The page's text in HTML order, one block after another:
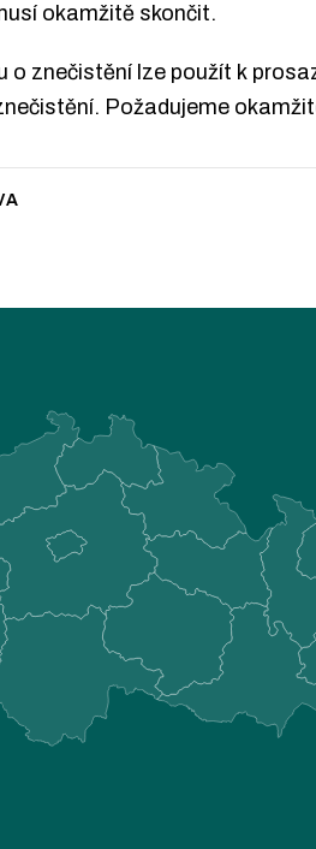
okamžitě skončit.
znečistění lze použít k
Požadujeme